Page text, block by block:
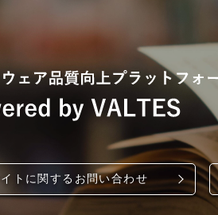
トに関するお問い合わせ